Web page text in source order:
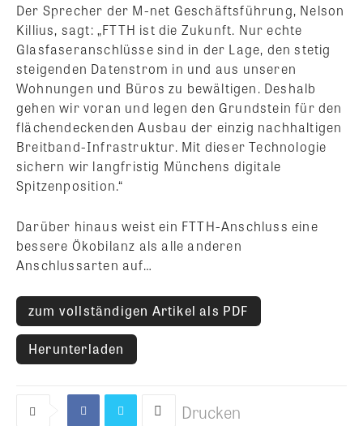
Der Sprecher der M-net Geschäftsführung, Nelson
Killius, sagt: „FTTH ist die Zukunft. Nur echte
Glasfaseranschlüsse sind in der Lage, den stetig
steigenden Datenstrom in und aus unseren
Wohnungen und Büros zu bewältigen. Deshalb
gehen wir voran und legen den Grundstein für den
flächendeckenden Ausbau der einzig nachhaltigen
Breitband-Infrastruktur. Mit dieser Technologie
sichern wir langfristig Münchens digitale
Spitzenposition.“
Darüber hinaus weist ein FTTH-Anschluss eine
bessere Ökobilanz als alle anderen
Anschlussarten auf…
zum vollständigen Artikel als PDF
Herunterladen
Drucken